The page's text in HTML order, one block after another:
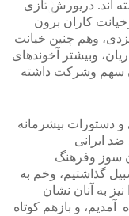
اند. دریورش تازی
نیزخیانت کاران برون
وهم چنین خیانت
وبیشتر آخوندهای
سهم وشرکت داشته
ستیزی و دستورات بیشرمانه
ایرانی
سوز وفرهنگ
گذاشتیم، وخم به
نیز به آنان نشان
آمدیم، و بازهم کوتاه
>